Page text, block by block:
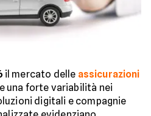
il mercato delle assicurazioni
una forte variabilità nei
digitali e compagnie